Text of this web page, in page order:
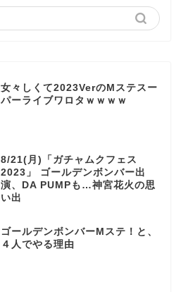
女々しくて2023VerのMステスー
パーライブワロタｗｗｗｗ
8/21(月)「ガチャムクフェス
2023」 ゴールデンボンバー出
演、DA PUMPも…神宮花火の思
い出
ゴールデンボンバーMステ！と、
４人でやる理由